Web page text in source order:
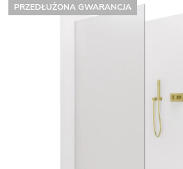
PRZEDŁUŻONA GWARANCJA